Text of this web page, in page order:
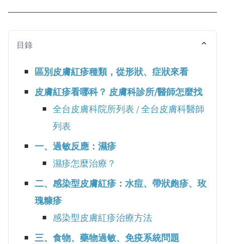
目錄
區別皮膚紅疹種類，從形狀、症狀來看
皮膚紅疹看哪科？ 皮膚科診所/醫師怎麼找
全台皮膚科院所列表 / 全台皮膚科醫師
列表
一、過敏反應：濕疹
濕疹怎麼治療？
二、感染型皮膚紅疹：水痘、帶狀皰疹、玫
瑰糠疹
感染型皮膚紅疹治療方法
三、食物、藥物過敏、免疫系統問題